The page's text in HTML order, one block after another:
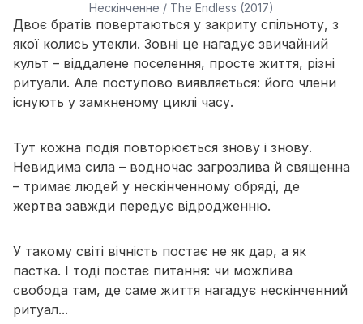
Нескінченне / The Endless (2017)
Двоє братів повертаються у закриту спільноту, з
якої колись утекли. Зовні це нагадує звичайний
культ – віддалене поселення, просте життя, різні
ритуали. Але поступово виявляється: його члени
існують у замкненому циклі часу.
Тут кожна подія повторюється знову і знову.
Невидима сила – водночас загрозлива й священна
– тримає людей у нескінченному обряді, де
жертва завжди передує відродженню.
У такому світі вічність постає не як дар, а як
пастка. І тоді постає питання: чи можлива
свобода там, де саме життя нагадує нескінченний
ритуал...